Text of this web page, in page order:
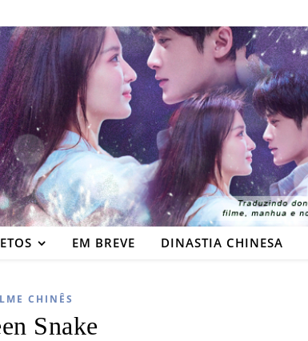
EM BREVE DINASTIA CHINESA
CHINÊS
Snake